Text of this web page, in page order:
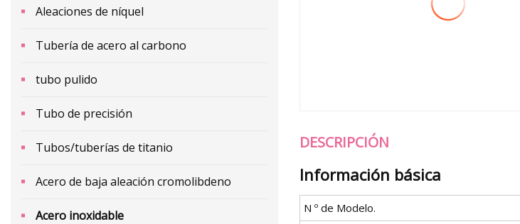
Aleaciones de níquel
Tubería de acero al carbono
tubo pulido
Tubo de precisión
Tubos/tuberías de titanio
Acero de baja aleación cromolibdeno
Acero inoxidable
DESCRIPCIÓN
Información básica
N º de Modelo.